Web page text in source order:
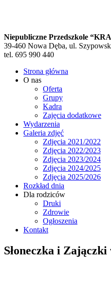
Niepubliczne Przedszkole
39-460 Nowa Dęba, ul.
tel. 695 990 440
Strona główna
O nas
Oferta
Grupy
Kadra
Zajęcia dodatkowe
Wydarzenia
Galeria zdjęć
Zdjęcia 2021/2022
Zdjęcia 2022/2023
Zdjęcia 2023/2024
Zdjęcia 2024/2025
Zdjęcia 2025/2026
Rozkład dnia
Dla rodziców
Druki
Zdrowie
Ogłoszenia
Kontakt
Słoneczka i